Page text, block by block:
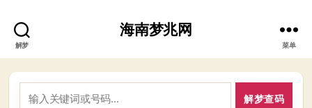
解梦
海南梦兆网
菜单
解梦查码